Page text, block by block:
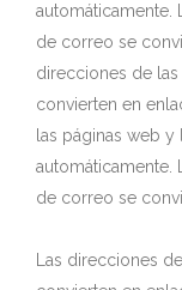
automáticamente.
de correo se
direcciones de
convierten en
las páginas web
automáticamente.
de correo se
Las direcciones